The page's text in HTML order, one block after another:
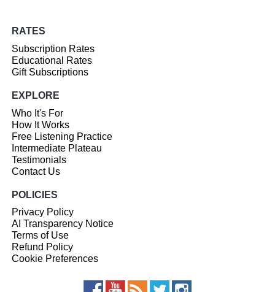
RATES
Subscription Rates
Educational Rates
Gift Subscriptions
EXPLORE
Who It's For
How It Works
Free Listening Practice
Intermediate Plateau
Testimonials
Contact Us
POLICIES
Privacy Policy
AI Transparency Notice
Terms of Use
Refund Policy
Cookie Preferences